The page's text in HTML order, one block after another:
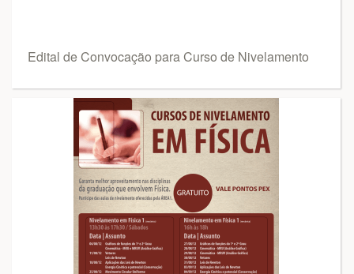
Edital de Convocação para Curso de Nivelamento